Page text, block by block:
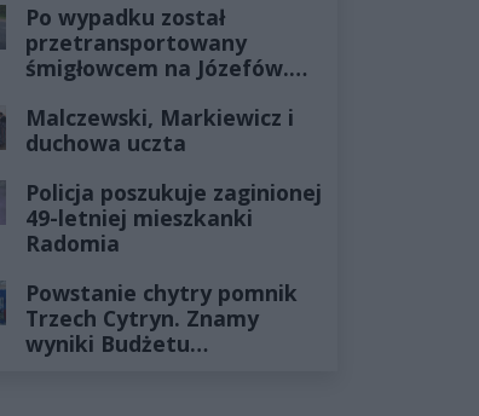
Po wypadku został
przetransportowany
śmigłowcem na Józefów.
żyłach
Malczewski, Markiewicz i
duchowa uczta
Policja poszukuje zaginionej
49-letniej mieszkanki
Radomia
Powstanie chytry pomnik
Trzech Cytryn. Znamy
wyniki Budżetu